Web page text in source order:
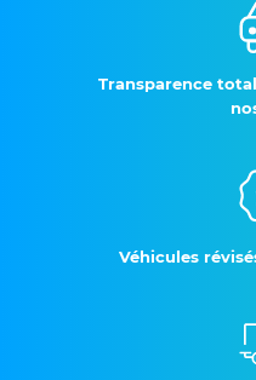
Transparence
Véhicules